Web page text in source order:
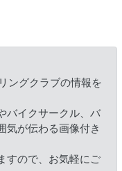
ングクラブの情報を
バイクサークル、バ
気が伝わる画像付き
すので、お気軽にご